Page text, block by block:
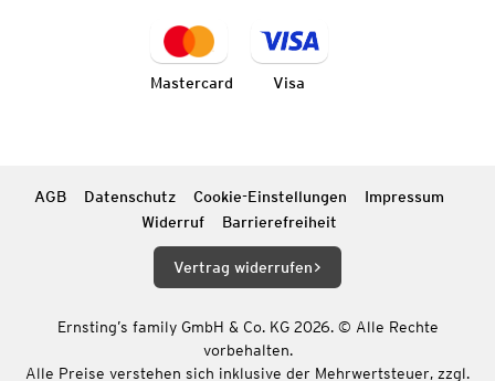
Mastercard Visa
AGB Datenschutz Cookie-Einstellungen
Impressum
Widerruf
Barrierefreiheit
Vertrag widerrufen
Ernsting’s family GmbH & Co. KG 2026. © Alle Rechte
vorbehalten.
Alle Preise verstehen sich inklusive der Mehrwertsteuer, zzgl.